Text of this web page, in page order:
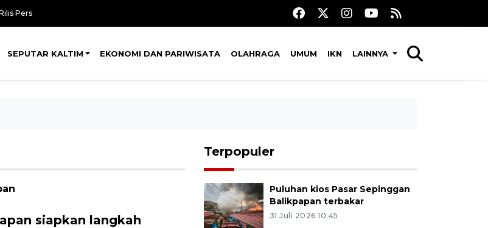
Pers
SEPUTAR KALTIM EKONOMI DAN PARIWISATA OLAHRAGA UMUM IKN LAINNYA
siapkan langkah
Terpopuler
Puluhan kios Pasar Sepinggan
Balikpapan terbakar
31 Juli 2026 10:45